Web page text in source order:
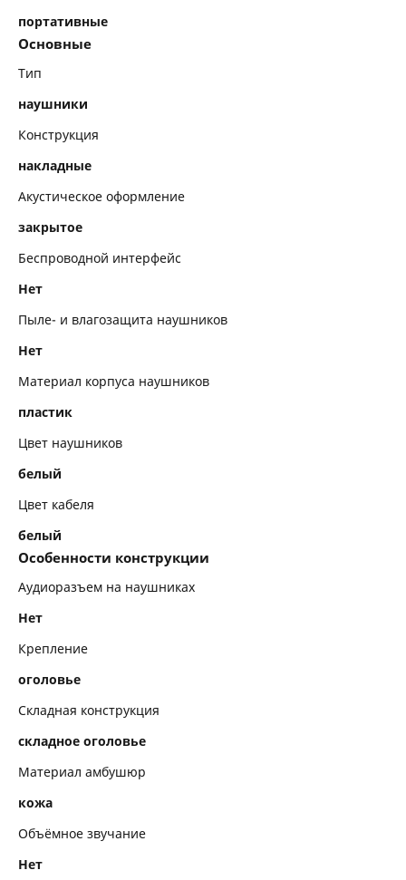
Технические характеристики
Комплектация
портативные
Основные
Тип
наушники
Конструкция
накладные
Акустическое оформление
закрытое
Беспроводной интерфейс
Нет
Пыле- и влагозащита наушников
Нет
Материал корпуса наушников
пластик
Цвет наушников
белый
Цвет кабеля
белый
Особенности конструкции
Аудиоразъем на наушниках
Нет
Крепление
оголовье
Складная конструкция
складное оголовье
Материал амбушюр
кожа
Объёмное звучание
Нет